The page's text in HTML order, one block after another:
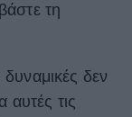
τη
δυναμικές δεν
αυτές τις